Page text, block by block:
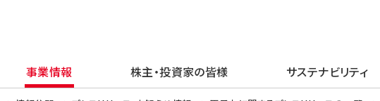
事業情報 株主・投資家の皆様 サステナビリティ